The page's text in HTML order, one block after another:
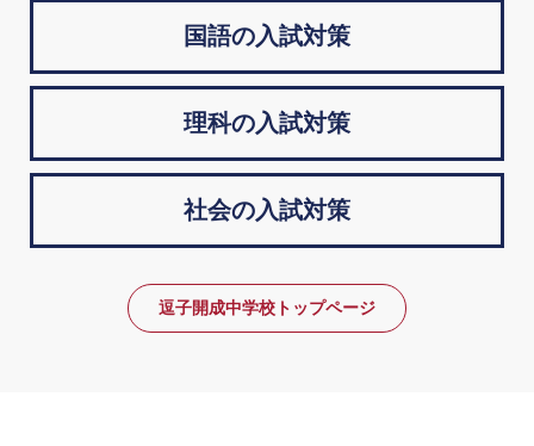
国語の入試対策
理科の入試対策
社会の入試対策
逗子開成中学校トップページ